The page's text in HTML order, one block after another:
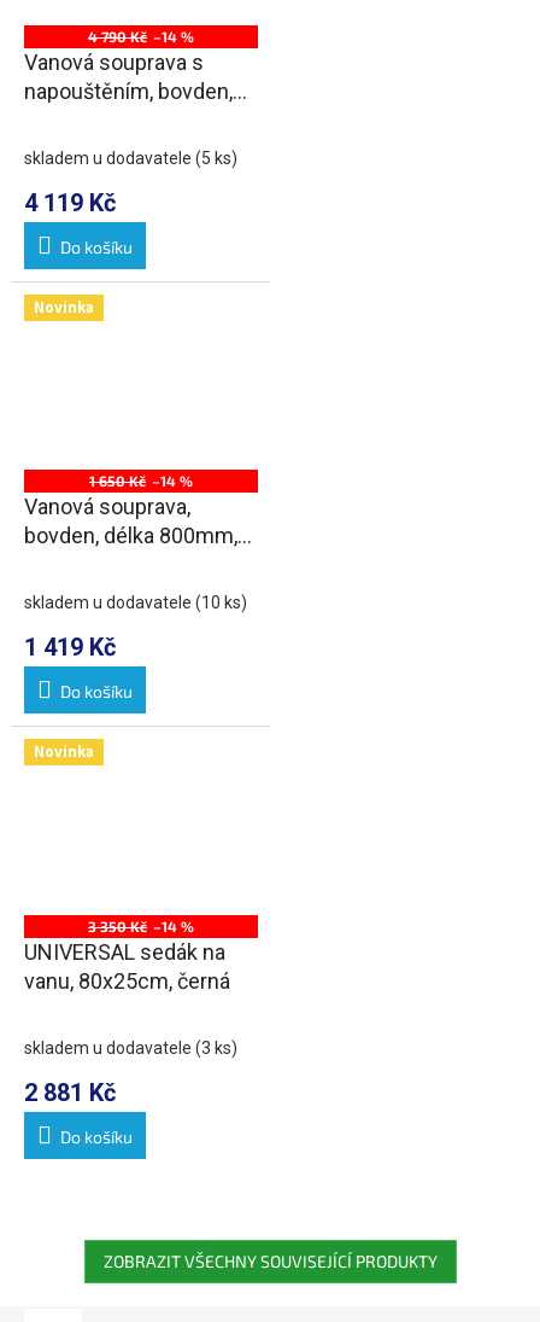
4 790 Kč –14 %
Vanová souprava s
napouštěním, bovden,
72mm, chrom
skladem u dodavatele (5 ks)
4 119 Kč
Do košíku
Novinka
1 650 Kč –14 %
Vanová souprava,
bovden, délka 800mm,
skladem u dodavatele (10 ks)
1 419 Kč
Do košíku
Novinka
3 350 Kč –14 %
UNIVERSAL sedák na
vanu, 80x25cm, černá
skladem u dodavatele (3 ks)
2 881 Kč
Do košíku
ZOBRAZIT VŠECHNY SOUVISEJÍCÍ PRODUKTY